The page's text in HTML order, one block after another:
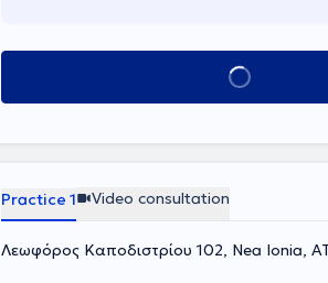
Book appointment
Practice 1 Video consultation
Λεωφόρος Καποδιστρίου 102, Nea Ionia,